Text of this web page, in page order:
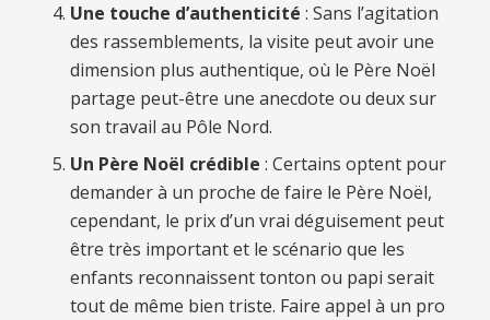
Une touche d’authenticité : Sans l’agitation
des rassemblements, la visite peut avoir une
dimension plus authentique, où le Père Noël
partage peut-être une anecdote ou deux sur
son travail au Pôle Nord.
Un Père Noël crédible : Certains optent pour
demander à un proche de faire le Père Noël,
cependant, le prix d’un vrai déguisement peut
être très important et le scénario que les
enfants reconnaissent tonton ou papi serait
tout de même bien triste. Faire appel à un pro